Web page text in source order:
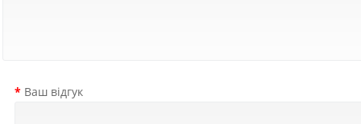
Ваш відгук